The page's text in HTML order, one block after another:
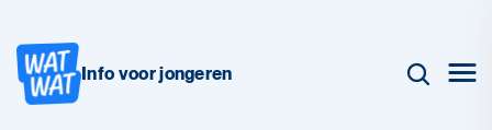
Info voor jongeren